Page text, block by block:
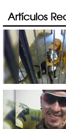
Artículos